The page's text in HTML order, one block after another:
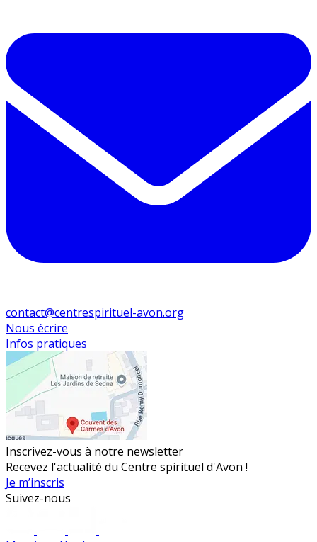
contact@centrespirituel-avon.org
Nous écrire
Infos pratiques
Inscrivez-vous à notre newsletter
Recevez l'actualité du Centre spirituel d'Avon !
Je m’inscris
Suivez-nous